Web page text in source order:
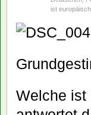
ist
Welche ist